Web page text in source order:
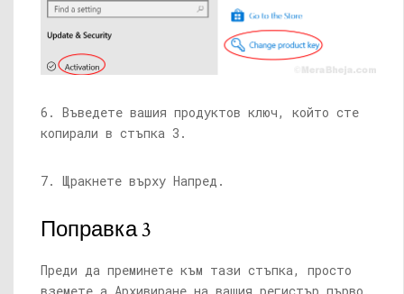
6. Въведете вашия продуктов ключ, който сте
копирали в стъпка 3.
7. Щракнете върху Напред.
Поправка 3
Преди да преминете към тази стъпка, просто
вземете a Архивиране на вашия регистър първо,